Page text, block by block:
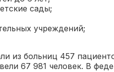
сады;
учреждений;
из больниц 457
67 981 человек. В